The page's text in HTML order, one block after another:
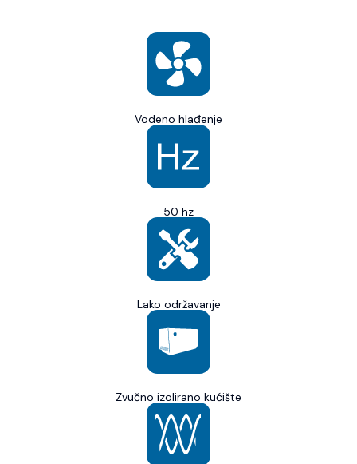
Vodeno hlađenje
50 hz
Lako održavanje
Zvučno izolirano kućište